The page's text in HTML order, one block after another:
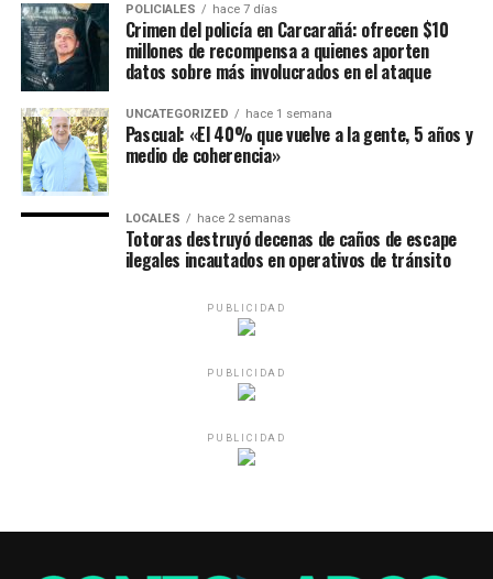
POLICIALES hace 7 días
Crimen del policía en Carcarañá: ofrecen $10
millones de recompensa a quienes aporten
datos sobre más involucrados en el ataque
UNCATEGORIZED hace 1 semana
Pascual: «El 40% que vuelve a la gente, 5 años y
medio de coherencia»
LOCALES hace 2 semanas
Totoras destruyó decenas de caños de escape
ilegales incautados en operativos de tránsito
PUBLICIDAD
PUBLICIDAD
PUBLICIDAD